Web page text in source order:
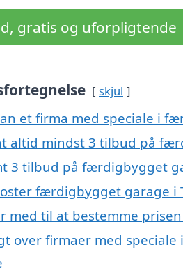
gratis og uforpligtende
skjul
et firma med speciale i
altid mindst 3 tilbud på
3 tilbud på færdigbygget
færdigbygget garage i
med til at bestemme
over firmaer med